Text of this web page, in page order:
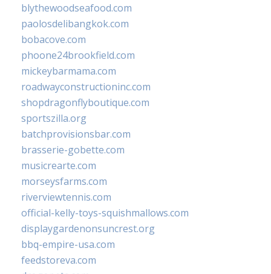
blythewoodseafood.com
paolosdelibangkok.com
bobacove.com
phoone24brookfield.com
mickeybarmama.com
roadwayconstructioninc.com
shopdragonflyboutique.com
sportszilla.org
batchprovisionsbar.com
brasserie-gobette.com
musicrearte.com
morseysfarms.com
riverviewtennis.com
official-kelly-toys-squishmallows.com
displaygardenonsuncrest.org
bbq-empire-usa.com
feedstoreva.com